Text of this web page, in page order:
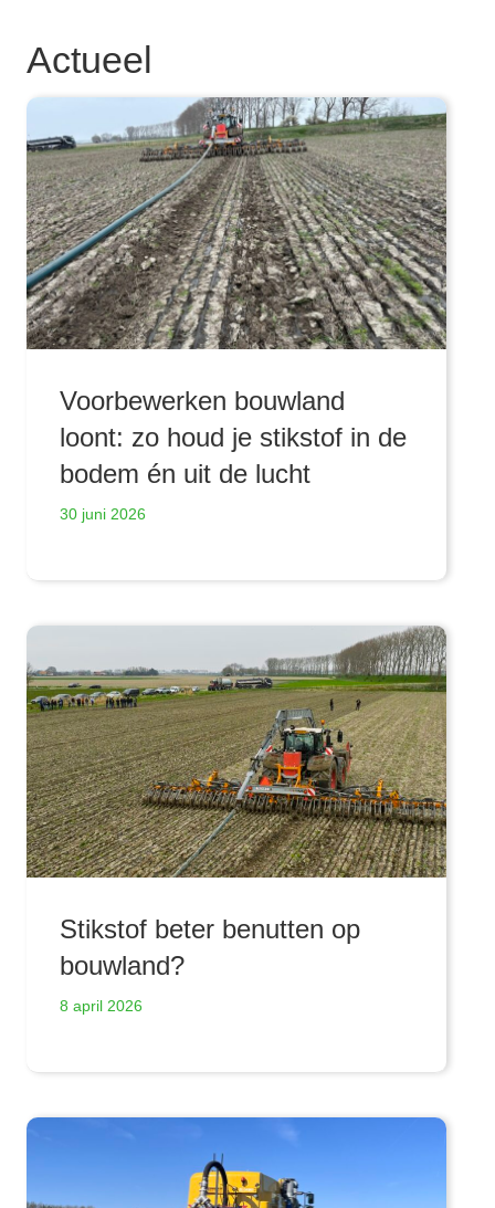
Actueel
Voorbewerken bouwland
loont: zo houd je stikstof in de
bodem én uit de lucht
30 juni 2026
Stikstof beter benutten op
bouwland?
8 april 2026